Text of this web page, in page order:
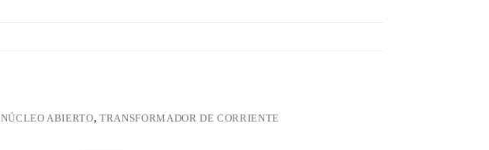
NÚCLEO ABIERTO,TRANSFORMADOR DE CORRIENTE